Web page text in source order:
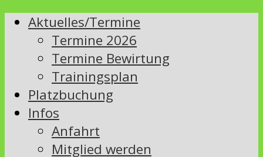
Aktuelles/Termine
Termine 2026
Termine Bewirtung
Trainingsplan
Platzbuchung
Infos
Anfahrt
Mitglied werden